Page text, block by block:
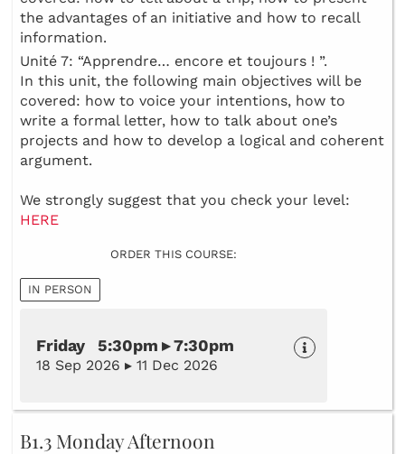
the advantages of an initiative and how to recall
information.
Unité 7: “Apprendre… encore et toujours ! ”.
In this unit, the following main objectives will be
covered: how to voice your intentions, how to
write a formal letter, how to talk about one’s
projects and how to develop a logical and coherent
argument.
We strongly suggest that you check your level:
HERE
ORDER THIS COURSE:
IN PERSON
Friday 5:30pm ▸ 7:30pm
18 Sep 2026 ▸ 11 Dec 2026
B1.3 Monday Afternoon